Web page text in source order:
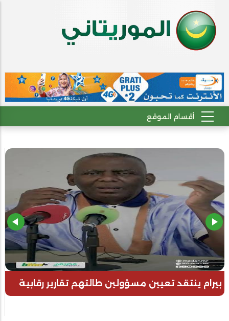
بيرام ينتقد تعيين مسؤولين طالتهم تقارير رقابية